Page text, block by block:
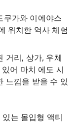
쿠가와 이에야스
위치한 역사 체험
거리, 상가, 우체
어 마치 에도 시
느낌을 받을 수 있
는 몰입형 액티